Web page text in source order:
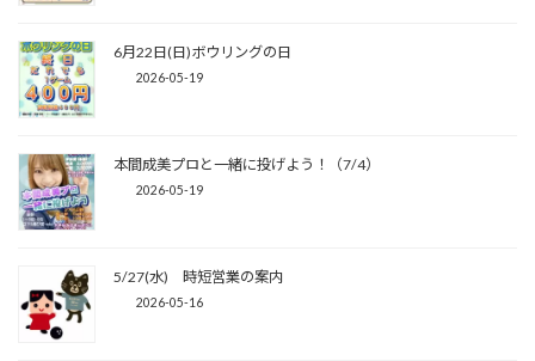
6月22日(日)ボウリングの日
2026-05-19
本間成美プロと一緒に投げよう！（7/4）
2026-05-19
5/27(水) 時短営業の案内
2026-05-16